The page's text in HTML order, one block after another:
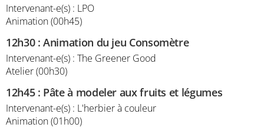
Intervenant-e(s) : LPO
Animation (00h45)
12h30:Animation du jeu Consomètre
Intervenant-e(s) : The Greener Good
Atelier (00h30)
12h45: Pâte à modeler aux fruits et légumes
Intervenant-e(s) : L'herbier à couleur
Animation (01h00)